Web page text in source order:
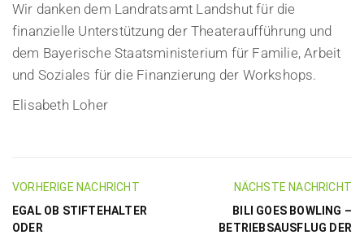
Wir danken dem Landratsamt Landshut für die
finanzielle Unterstützung der Theateraufführung und
dem Bayerische Staatsministerium für Familie, Arbeit
und Soziales für die Finanzierung der Workshops.
Elisabeth Loher
VORHERIGE NACHRICHT
EGAL OB STIFTEHALTER
ODER
NÄCHSTE NACHRICHT
BILI GOES BOWLING –
BETRIEBSAUSFLUG DER